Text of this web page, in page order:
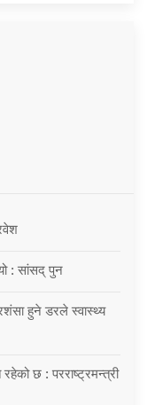
: सांसद् पुन
हुने डरले स्वास्थ्य
छ : परराष्ट्रमन्त्री